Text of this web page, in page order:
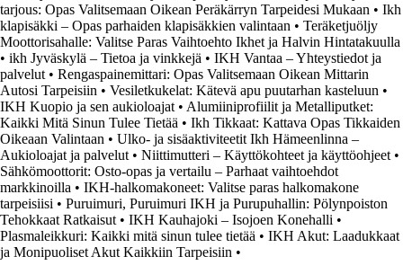
tarjous: Opas Valitsemaan Oikean Peräkärryn Tarpeidesi Mukaan • Ikh
klapisäkki – Opas parhaiden klapisäkkien valintaan • Teräketjuöljy
Moottorisahalle: Valitse Paras Vaihtoehto Ikhet ja Halvin Hintatakuulla
• ikh Jyväskylä – Tietoa ja vinkkejä • IKH Vantaa – Yhteystiedot ja
palvelut • Rengaspainemittari: Opas Valitsemaan Oikean Mittarin
Autosi Tarpeisiin • Vesiletkukelat: Kätevä apu puutarhan kasteluun •
IKH Kuopio ja sen aukioloajat • Alumiiniprofiilit ja Metalliputket:
Kaikki Mitä Sinun Tulee Tietää • Ikh Tikkaat: Kattava Opas Tikkaiden
Oikeaan Valintaan • Ulko- ja sisäaktiviteetit Ikh Hämeenlinna –
Aukioloajat ja palvelut • Niittimutteri – Käyttökohteet ja käyttöohjeet •
Sähkömoottorit: Osto-opas ja vertailu – Parhaat vaihtoehdot
markkinoilla • IKH-halkomakoneet: Valitse paras halkomakone
tarpeisiisi • Puruimuri, Puruimuri IKH ja Purupuhallin: Pölynpoiston
Tehokkaat Ratkaisut • IKH Kauhajoki – Isojoen Konehalli •
Plasmaleikkuri: Kaikki mitä sinun tulee tietää • IKH Akut: Laadukkaat
ja Monipuoliset Akut Kaikkiin Tarpeisiin •